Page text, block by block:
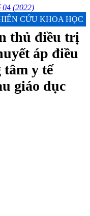
04 (2022)
CỨU KHOA HỌC
thủ điều trị
áp điều
y tế
giáo dục